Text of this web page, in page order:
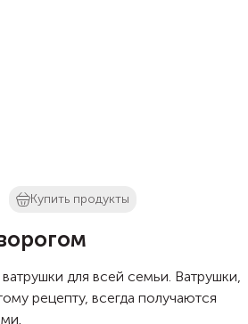
Купить продукты
для всей семьи. Ватрушки,
рецепту, всегда получаются